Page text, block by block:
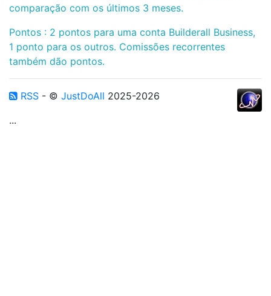
comparação com os últimos 3 meses.
Pontos : 2 pontos para uma conta Builderall Business,
1 ponto para os outros. Comissões recorrentes
também dão pontos.
RSS - © JustDoAll 2025-2026
...